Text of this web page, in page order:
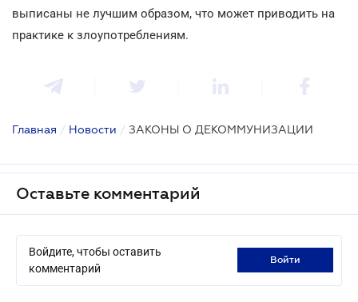
выписаны не лучшим образом, что может приводить на
практике к злоупотреблениям.
Главная / Новости / ЗАКОНЫ О ДЕКОММУНИЗАЦИИ
Оставьте комментарий
Войдите, чтобы оставить
комментарий
войти